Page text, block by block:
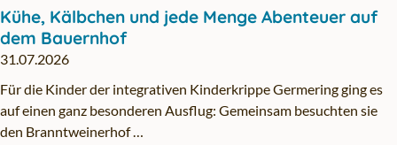
Kühe, Kälbchen und jede Menge Abenteuer auf
dem Bauernhof
31.07.2026
Für die Kinder der integrativen Kinderkrippe Germering ging es
auf einen ganz besonderen Ausflug: Gemeinsam besuchten sie
den Branntweinerhof …